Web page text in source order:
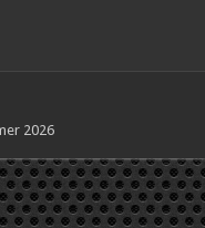
2026